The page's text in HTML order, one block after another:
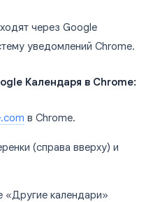
через Google
уведомлений Chrome.
Календаря в Chrome:
в Chrome.
(справа вверху) и
«Другие календари»